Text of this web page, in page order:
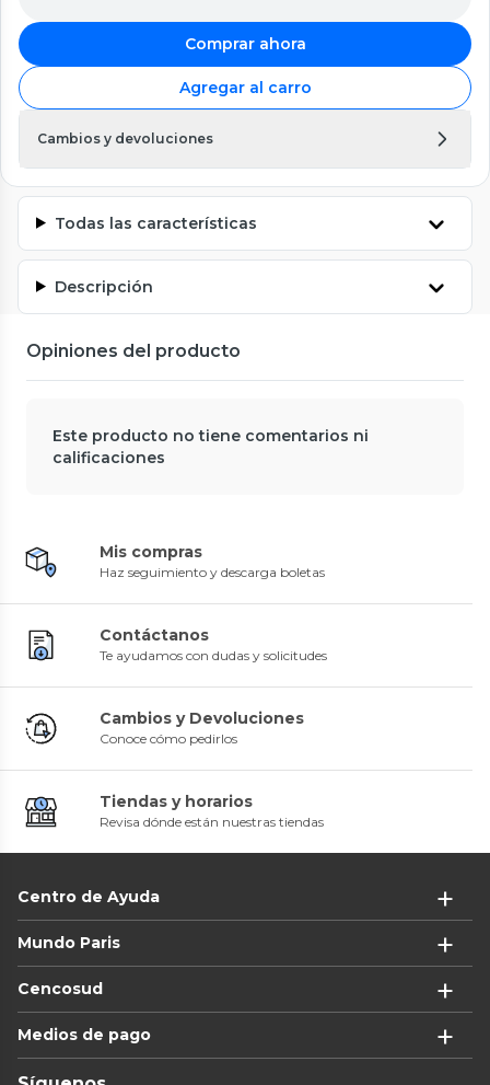
Comprar ahora
Agregar al carro
Cambios y devoluciones
Todas las características
Descripción
Opiniones del producto
Este producto no tiene comentarios ni
calificaciones
Mis compras
Haz seguimiento y descarga boletas
Contáctanos
Te ayudamos con dudas y solicitudes
Cambios y Devoluciones
Conoce cómo pedirlos
Tiendas y horarios
Revisa dónde están nuestras tiendas
Centro de Ayuda
Mundo Paris
Cencosud
Medios de pago